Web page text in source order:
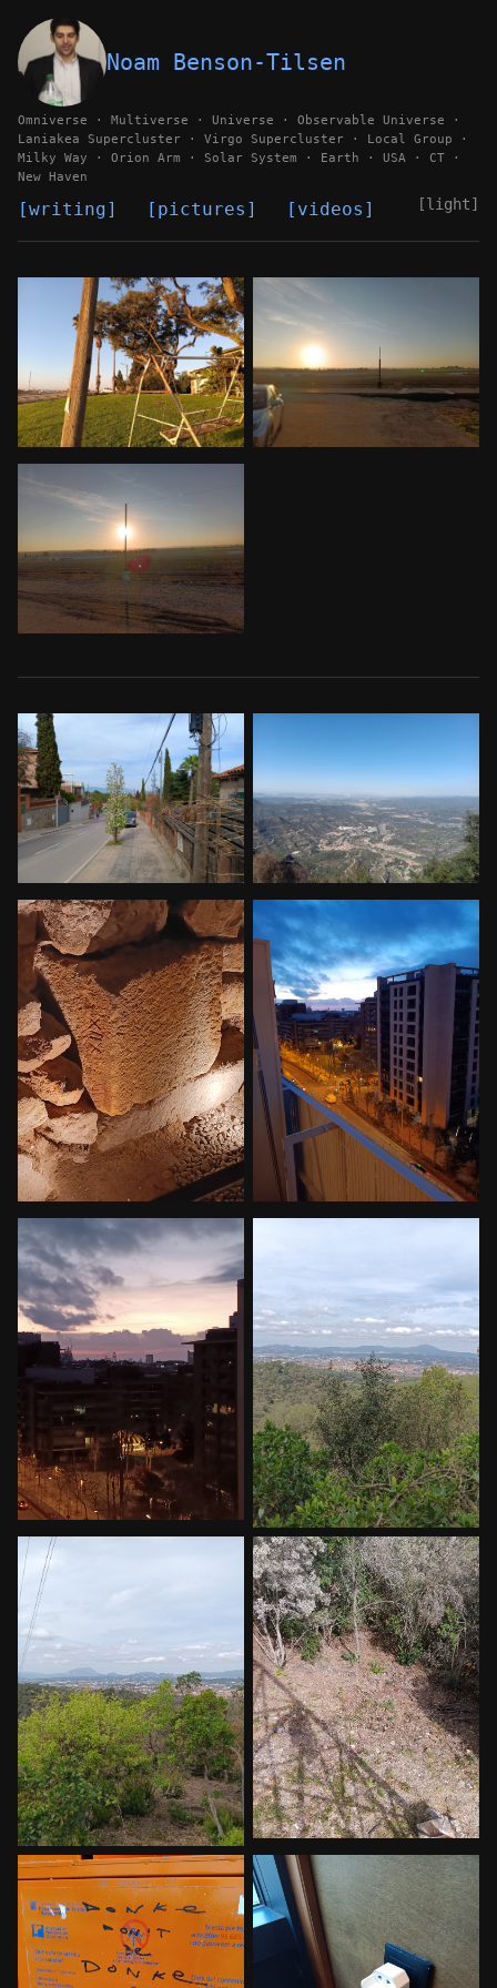
Noam Benson-Tilsen
Omniverse · Multiverse · Universe · Observable Universe ·
Laniakea Supercluster · Virgo Supercluster · Local Group ·
Milky Way · Orion Arm · Solar System · Earth · USA · CT ·
New Haven
writing pictures videos [light]